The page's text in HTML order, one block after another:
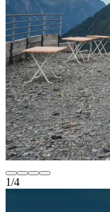
1/4